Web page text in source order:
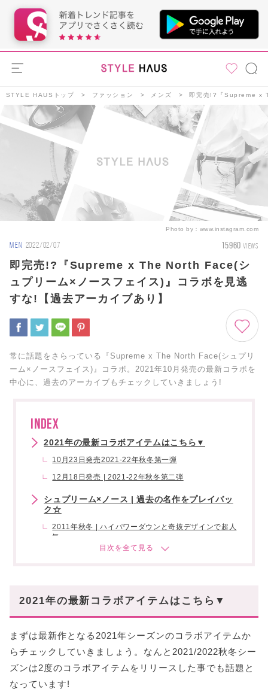
STYLE HAUSトップ ファッション メンズ 即完売!?『Supreme x
Photo by： www.instagram.com
MEN 2022/02/07 15960 VIEWS
即完売!?『Supreme x The North Face(シ
ュプリーム×ノースフェイス)』コラボを見逃
すな!【過去アーカイブあり】
常に話題をさらっている『Supreme x The North Face(シュプリ
ーム×ノースフェイス)』コラボ。2021年10月発売の最新コラボを
中心に、過去のアーカイブもチェックしていきましょう!
INDEX
2021年の最新コラボアイテムはこちら▼
10月23日発売2021-22年秋冬第一弾
12月18日発売 | 2021-22年秋冬第二弾
シュプリーム×ノース | 過去の名作をプレイバッ
ク☆
2011年秋冬 | ハイパワーダウンと奇抜デザインで超人
気
2015年秋冬 | 有名人も多く着用!ロゴグラフィックが
2019秋冬 | コアファンが多いPaperコレクション
2020年秋冬 | 大きなSロゴが目印のコレクション
〜まとめ〜
あなたにオススメの記事はこちら!
2021年の最新コラボアイテムはこちら▼
まずは最新作となる2021年シーズンのコラボアイテムか
らチェックしていきましょう。なんと2021/2022秋冬シー
ズンは2度のコラボアイテムをリリースした事でも話題と
なっています!